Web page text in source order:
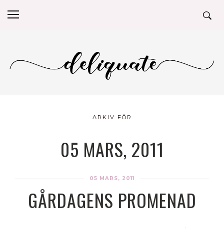
ARKIV FÖR
05 MARS, 2011
05 MARS, 2011
GÅRDAGENS PROMENAD